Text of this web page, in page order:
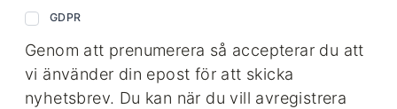
GDPR
Genom att prenumerera så accepterar du att
vi änvänder din epost för att skicka
nyhetsbrev. Du kan när du vill avregistrera